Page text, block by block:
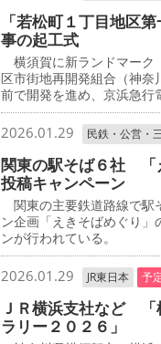
「若松町１丁目地区
事の起工式
横須賀に新ランドマー
区市街地再開発組合（神
前で開発を進め、京浜急行
2026.01.29 民鉄・公営・
関東の駅そば６社 「
投稿キャンペーン
関東の主要鉄道路線で駅
ン企画「えきそばめぐり
ンが行われている。
2026.01.29 JR東日本 予
ＪＲ横浜支社など 「
ラリー２０２６」